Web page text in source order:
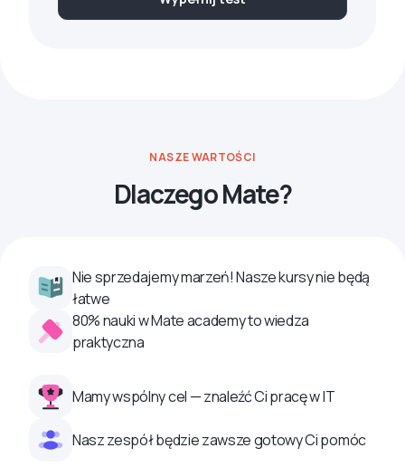
NASZE WARTOŚCI
Dlaczego Mate?
Nie sprzedajemy marzeń! Nasze kursy nie będą
łatwe
80% nauki w Mate academy to wiedza
praktyczna
Mamy wspólny cel — znaleźć Ci pracę w IT
Nasz zespół będzie zawsze gotowy Ci pomóc